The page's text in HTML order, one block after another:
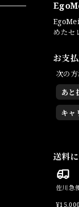
めたセ
お支
次の方
あと
キャ
送料
佐川急